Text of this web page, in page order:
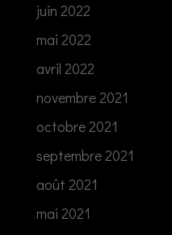
juin 2022
mai 2022
avril 2022
novembre 2021
octobre 2021
septembre 2021
août 2021
mai 2021